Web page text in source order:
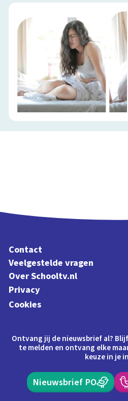
Contact
Veelgestelde vragen
Over Schooltv.nl
Privacy
Cookies
Ontvang jij de nieuwsbrief al?
te melden en ontvang elke
keuze in je
Nieuwsbrief PO